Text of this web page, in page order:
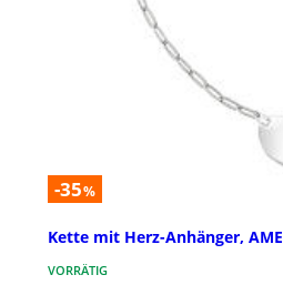
-35%
Kette mit Herz-Anhänger,
VORRÄTIG